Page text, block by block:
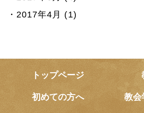
2017年4月 (1)
トップページ
初めての方へ 教会